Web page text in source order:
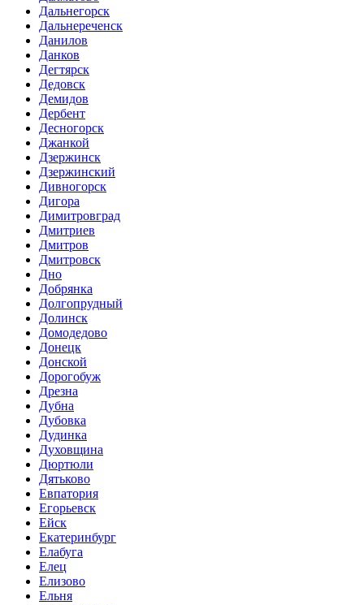
Дальнегорск
Дальнереченск
Данилов
Данков
Дегтярск
Дедовск
Демидов
Дербент
Десногорск
Джанкой
Дзержинск
Дзержинский
Дивногорск
Дигора
Димитровград
Дмитриев
Дмитров
Дмитровск
Дно
Добрянка
Долгопрудный
Долинск
Домодедово
Донецк
Донской
Дорогобуж
Дрезна
Дубна
Дубовка
Дудинка
Духовщина
Дюртюли
Дятьково
Евпатория
Егорьевск
Ейск
Екатеринбург
Елабуга
Елец
Елизово
Ельня